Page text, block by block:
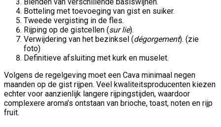
Botteling met toevoeging van gist en suiker.
Tweede vergisting in de fles.
Rijping op de gistcellen (sur lie).
Verwijdering van het bezinksel (dégorgement). (zie
foto)
Definitieve afsluiting met kurk en muselet.
Volgens de regelgeving moet een Cava minimaal negen
maanden op de gist rijpen. Veel kwaliteitsproducenten kiezen
echter voor aanzienlijk langere rijpingstijden, waardoor
complexere aroma’s ontstaan van brioche, toast, noten en rijp
fruit.